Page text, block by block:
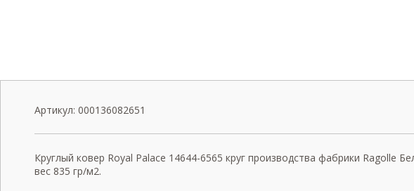
Артикул: 000136082651
Круглый ковер Royal Palace 14644-6565 круг производства фабрики Ragolle
вес 835 гр/м2.